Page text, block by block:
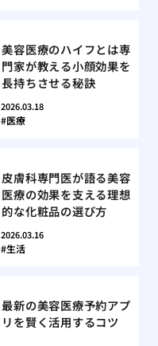
美容医療のハイフとは専
門家が教える小顔効果を
長持ちさせる秘訣
2026.03.18
医療
皮膚科専門医が語る美容
医療の効果を支える理想
的な化粧品の選び方
2026.03.16
生活
最新の美容医療予約アプ
リを賢く活用するコツ